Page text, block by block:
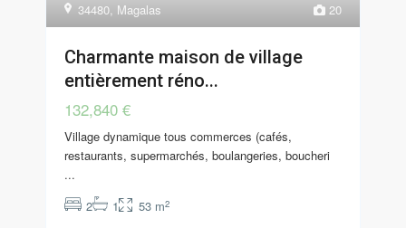
20
34480, Magalas
Charmante maison de village
entièrement réno...
132,840 €
Village dynamique tous commerces (cafés,
restaurants, supermarchés, boulangeries, boucheri
...
2
1 53 m2